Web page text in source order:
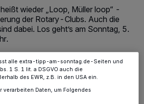
wieder „Loop, Müller loop“ -
der Rotary-Clubs. Auch die
dabei. Los geht’s am Sonntag, 5.
Uhr Eine Minute Lesezeit
nicht mehr so relevant für Sie. Sie können
aufrufen, um Ihre Einstellungen zu
zu widerrufen, indem Sie auf den Link
am unteren Rand der Webseite klicken.
innerhalb unseres Website. Weitere
alle extra-tipp-am-sonntag.de-Seiten und
1 S. 1 lit. a DSGVO auch die
des EWR, z.B. in den USA ein.
verarbeiten Daten, um Folgendes